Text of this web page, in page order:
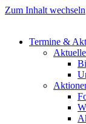
Zum Inhalt wechseln
Termine &